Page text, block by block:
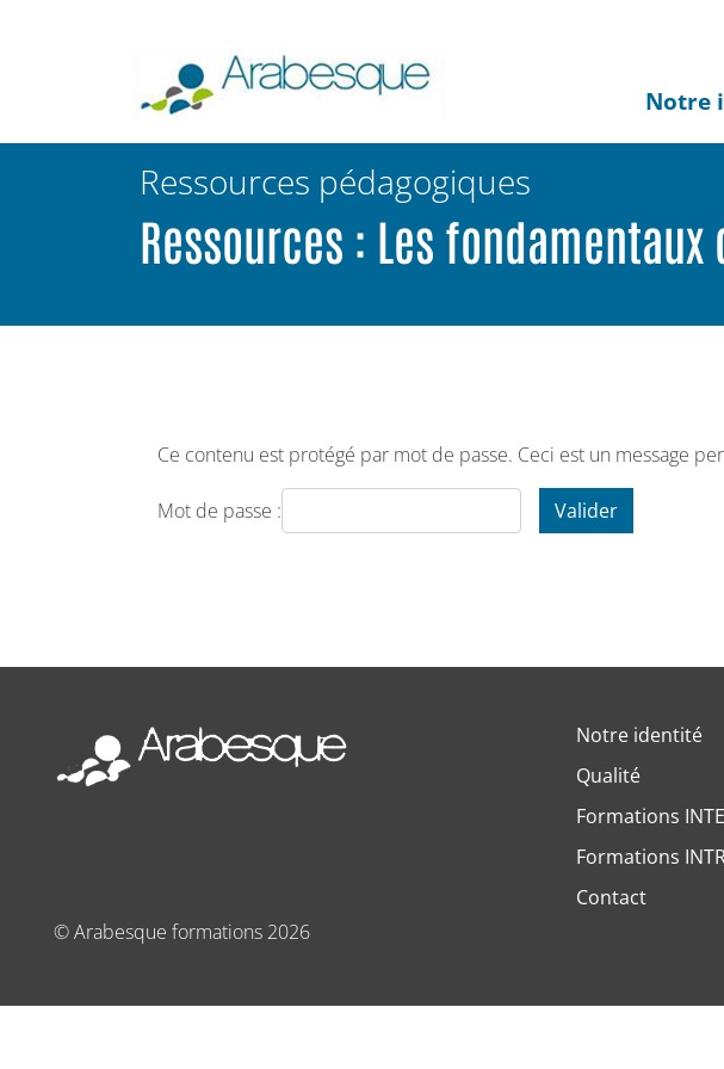
Notre
Ressources pédagogiques
Ressources : Les
Ce contenu est protégé par mot de passe. Ceci est un message
Mot de passe : Valider
Notre identité
Qualité
Formations
Formations
Contact
©Arabesque formations 2026